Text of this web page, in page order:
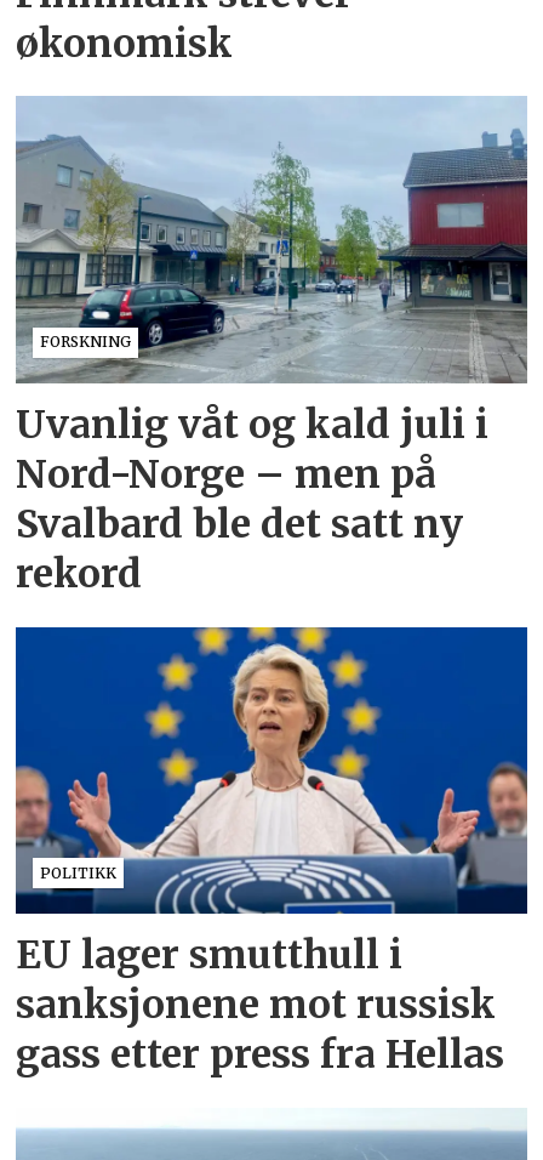
økonomisk
FORSKNING
Uvanlig våt og kald juli i
Nord-Norge – men på
Svalbard ble det satt ny
rekord
POLITIKK
EU lager smutthull i
sanksjonene mot russisk
gass etter press fra Hellas